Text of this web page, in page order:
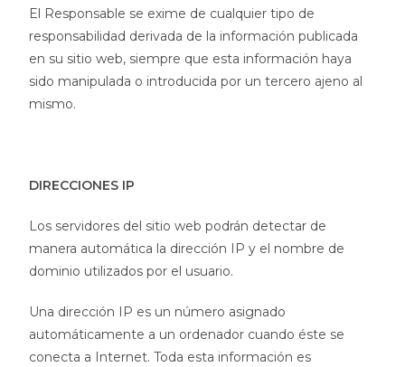
El Responsable se exime de cualquier tipo de
responsabilidad derivada de la información publicada
en su sitio web, siempre que esta información haya
sido manipulada o introducida por un tercero ajeno al
mismo.
DIRECCIONES IP
Los servidores del sitio web podrán detectar de
manera automática la dirección IP y el nombre de
dominio utilizados por el usuario.
Una dirección IP es un número asignado
automáticamente a un ordenador cuando éste se
conecta a Internet. Toda esta información es